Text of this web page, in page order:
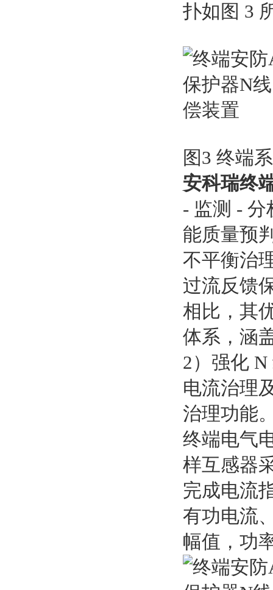
扑如图 3
图3 终端
安科瑞终
- 监测 -
能质量预
不平衡治
过流反馈
相比，其
体系，涵
2）强化
电流治理
治理功能
终端电气
样互感器
完成电流
有功电流
幅值，功